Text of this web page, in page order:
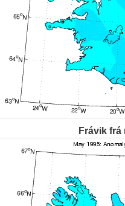
Frávik frá